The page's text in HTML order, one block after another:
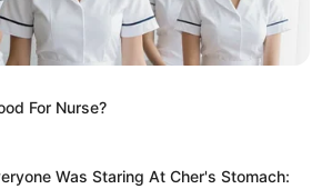
For Nurse?
Was Staring At Cher's Stomach: